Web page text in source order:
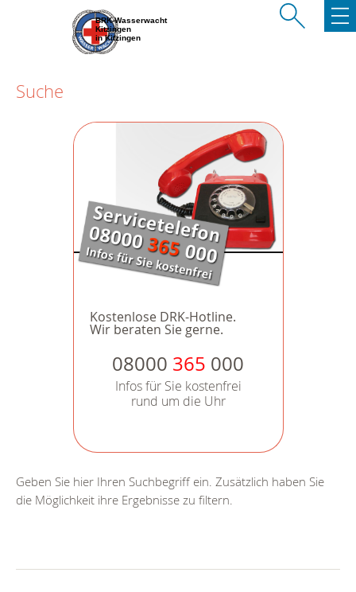
BRK-Wasserwacht
Kitzingen
in Kitzingen
Suche
Kostenlose DRK-Hotline.
Wir beraten Sie gerne.
08000 365 000
Infos für Sie kostenfrei
rund um die Uhr
Geben Sie hier Ihren Suchbegriff ein. Zusätzlich haben Sie
die Möglichkeit ihre Ergebnisse zu filtern.